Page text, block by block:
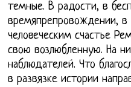
темные. В радости, в
времяпрепровождении,
человеческим счастье
свою возлюбленную. На
наблюдателей. Что
в развязке истории